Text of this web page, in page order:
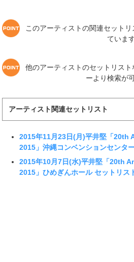
このアーティストの関連セット
ています
他のアーティストのセットリス
ーより検索が
アーティスト関連セットリスト
2015年11月23日(月)平井堅「
2015」沖縄コンベンションセンタ
2015年10月7日(水)平井堅「20th
2015」ひめぎんホール セットリス